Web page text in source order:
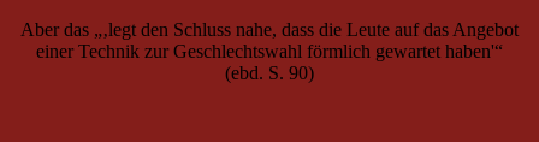
Aber das „‚legt den Schluss nahe, dass die Leute auf das Angebot
einer Technik zur Geschlechtswahl förmlich gewartet haben'“
(ebd. S. 90)